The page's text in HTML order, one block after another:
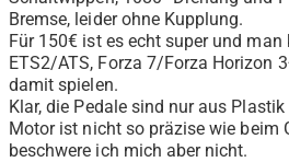
Bremse, leider ohne Kupplung.
Für 150€ ist es echt super und man
ETS2/ATS, Forza 7/Forza Horizon
damit spielen.
Klar, die Pedale sind nur aus
Motor ist nicht so präzise wie beim
beschwere ich mich aber nicht.